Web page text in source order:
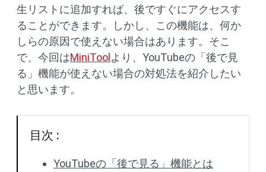
生リストに追加すれば、後ですぐにアクセスす
ることができます。しかし、この機能は、何か
しらの原因で使えない場合はあります。そこ
で、今回はMiniTool より、YouTubeの「後で見
る」機能が使えない場合の対処法を紹介したい
と思います。
目次 :
YouTubeの「後で見る」機能とは